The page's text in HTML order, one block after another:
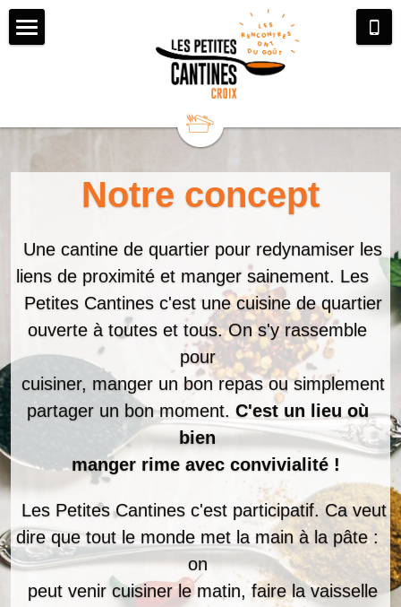
Menu / Réservation
Notre équipe
Ils parlent de nous
Nos partenaires
Participer à l'aventure
Bénévolat
Adhésion/don
Offre entreprise/particulier
Privatisation et location
Notre concept
liens de proximité et manger sainement. Les
ouverte à toutes et tous. On s'y rassemble
pour
  cuisiner, manger un bon repas ou simplement
partager un bon moment. C'est un lieu où
bien
  manger rime avec convivialité !
dire que tout le monde met la main à la pâte :
on